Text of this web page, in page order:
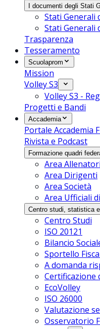
I documenti degli Stati
Stati Generali
Stati Generali
Trasparenza
Tesseramento
Scuolaprom
Mission
Volley S3
Volley S3 -
Progetti e Bandi
Accademia
Portale Accademia
Rivista e Podcast
Formazione quadri
Area Allenatori
Area Dirigenti
Area Società
Area Ufficiali
Centro studi, statistica
Centro Studi
ISO 20121
Bilancio
Sportello
A domanda
Certificazione
EcoVolley
ISO 26000
Valutazione
Osservatorio